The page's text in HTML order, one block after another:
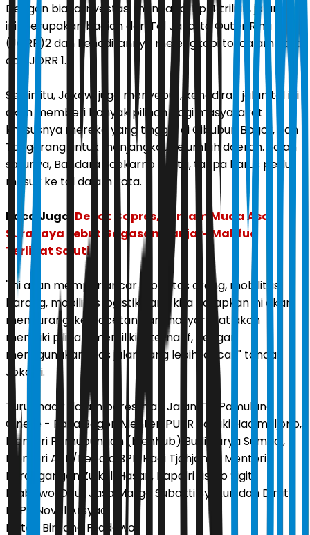
Dengan biaya investasi mencapai Rp 4 triliun, jalan tol
ini merupakan bagian dari Tol Jakarta Outer Ring Road
(JORR)2 dan kehadirannya melengkapi tol dalam kota
dan JORR 1.
Selain itu, Jokowi juga menyebut, kehadiran jalan tol ini
akan memberi banyak pilihan bagi masyarakat
khususnya mereka yang tinggal di Cibubur, Bogor, dan
Tangerang untuk menjangkau sejumlah daerah. Salah
satunya, Bandara Soekarno Hatta, tanpa harus perlu
masuk ke tol dalam kota.
Baca Juga: Debat Capres, Jurkam Muda Asal
Surabaya Sebut Gagasan Ganjar- Mahfud
Terlihat Solutif
"Ini akan memperlancar mobilitas orang, mobilitas
barang, mobilitas logistik yang kita harapkan ini akan
mengurangi kemacetan dan masyarakat akan
memiliki pilihan, memiliki alternatif, dengan
menggunakan ruas jalan yang lebih lancar," tandas
Jokowi.
Turut hadir dalam peresmian Jalan Tol Pamulang -
Cinere - Raya Bogor, Menteri PUPR Basuki Hadimuljono,
Menteri Perhubungan (Menhub) Budi Karya Sumadi,
Menteri ATR/Kepala BPN Hadi Tjahjanto, Menteri
Perdagangan Zulkifli Hasan, Kapolri Listyo Sigit
Prabowo, Dirut Jasa Marga Subakti Syukur, dan Dirut
PTPP Novel Arsyad.
Editor: Bintang Pradewo